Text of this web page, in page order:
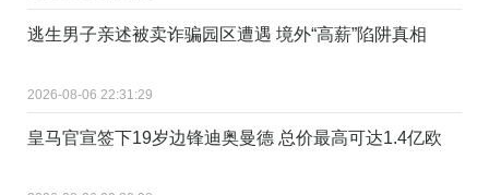
逃生男子亲述被卖诈骗园区遭遇 境外“高薪”陷阱真相
2026-08-06 22:31:29
皇马官宣签下19岁边锋迪奥曼德 总价最高可达1.4亿欧